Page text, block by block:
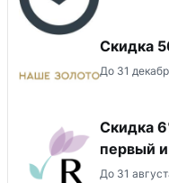
Скидка
До 31
Скидка
первый
До 31